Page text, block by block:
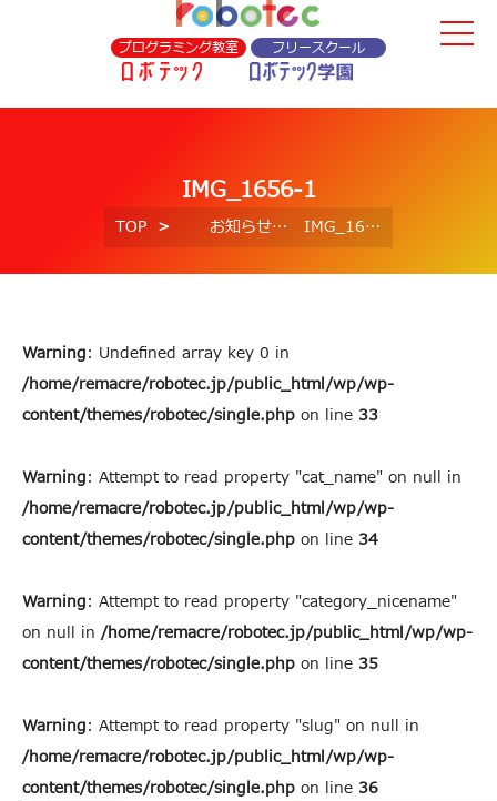
プログラミング教室 フリースクール
IMG_1656-1
TOP お知らせ IMG_1656-1
Warning: Undefined array key 0 in
/home/remacre/robotec.jp/public_html/wp/wp-
content/themes/robotec/single.php on line 33
Warning: Attempt to read property "cat_name" on null in
/home/remacre/robotec.jp/public_html/wp/wp-
content/themes/robotec/single.php on line 34
Warning: Attempt to read property "category_nicename"
on null in /home/remacre/robotec.jp/public_html/wp/wp-
content/themes/robotec/single.php on line 35
Warning: Attempt to read property "slug" on null in
/home/remacre/robotec.jp/public_html/wp/wp-
content/themes/robotec/single.php on line 36